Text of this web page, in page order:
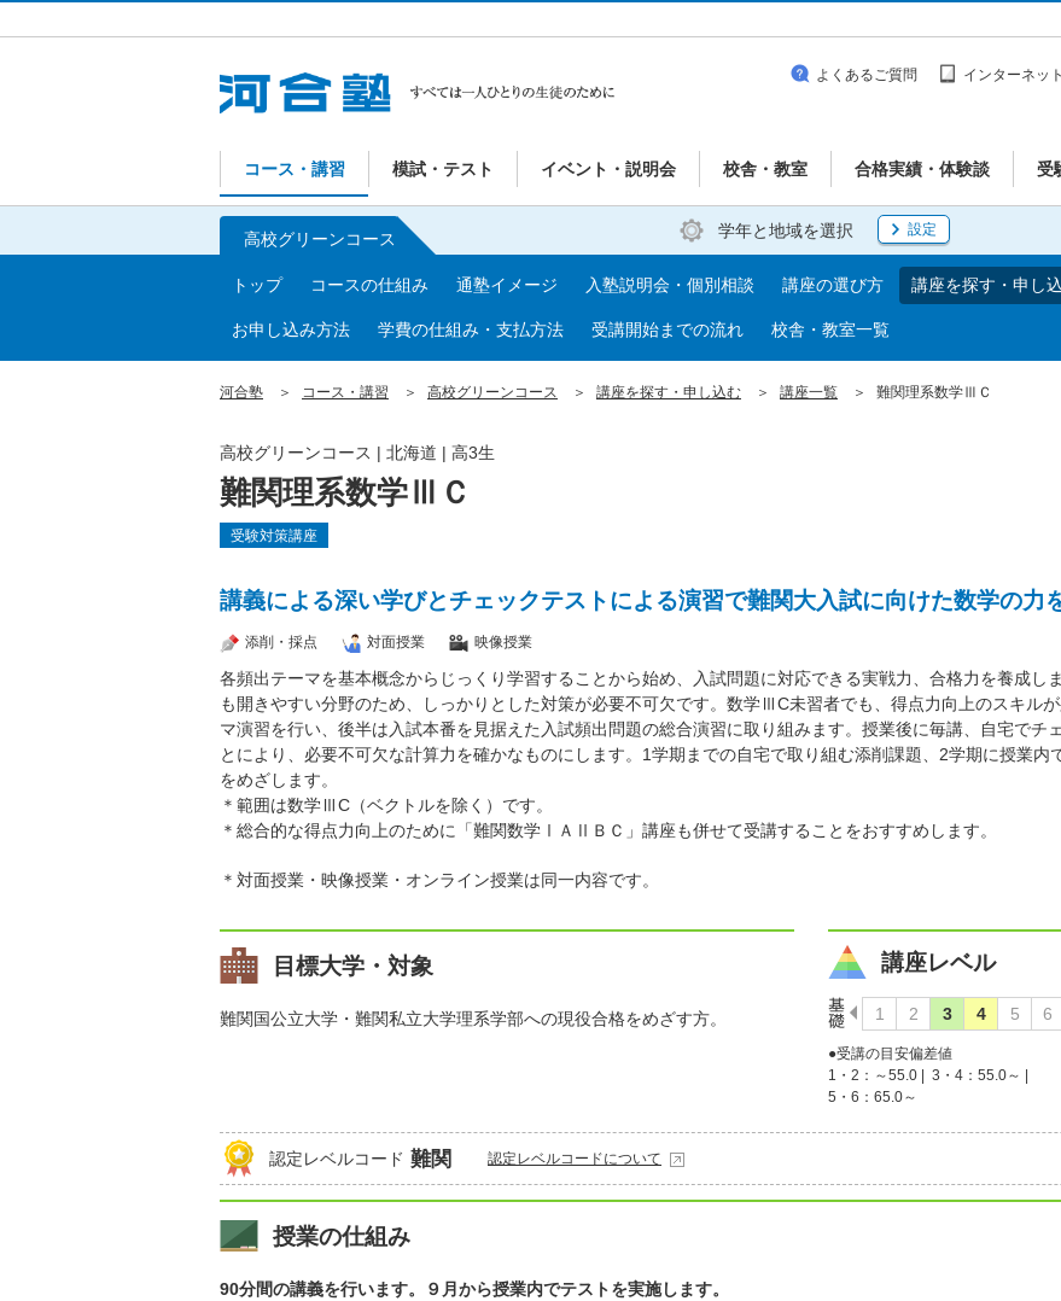
コース・講習 模試・テスト イベント・説明会 校舎・教室 合格実績・体験談 受
よくあるご質問 インターネッ
学年と地域を選択 設定
高校グリーンコース
トップ コースの仕組み 通塾イメージ 入塾説明会・個別相談 講座の選び方 講座を探す・申し
お申し込み方法 学費の仕組み・支払方法 受講開始までの流れ 校舎・教室一覧
河合塾 コース・講習 高校グリーンコース 講座を探す・申し込む 講座一覧 難関理系数学ⅢＣ
高校グリーンコース | 北海道 | 高3生
難関理系数学ⅢＣ
受験対策講座
講義による深い学びとチェックテストによる演習で難関大入試に向けた数学の力
添削・採点 対面授業 映像授業
各頻出テーマを基本概念からじっくり学習することから始め、入試問題に対応できる実戦力、合格力を養成
も開きやすい分野のため、しっかりとした対策が必要不可欠です。数学ⅢC未習者でも、得点力向上のスキル
マ演習を行い、後半は入試本番を見据えた入試頻出問題の総合演習に取り組みます。授業後に毎講、自宅でチ
とにより、必要不可欠な計算力を確かなものにします。1学期までの自宅で取り組む添削課題、2学期に授業
をめざします。
＊範囲は数学ⅢC（ベクトルを除く）です。
＊総合的な得点力向上のために「難関数学ⅠＡⅡＢＣ」講座も併せて受講することをおすすめします。
＊対面授業・映像授業・オンライン授業は同一内容です。
目標大学・対象
難関国公立大学・難関私立大学理系学部への現役合格をめざす方。
講座レベル
●受講の目安偏差値
1・2：～55.0 |
3・4：55.0～ |
5・6：65.0～
認定レベルコード 難関 認定レベルコードについて
授業の仕組み
90分間の講義を行います。９月から授業内でテストを実施します。